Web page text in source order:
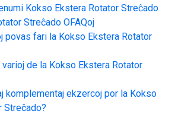
Kokso Ekstera Rotator Streĉado
Streĉado OFAQoj
povas fari la Kokso Ekstera Rotator
de la Kokso Ekstera Rotator
komplementaj ekzercoj por la Kokso
Streĉado?